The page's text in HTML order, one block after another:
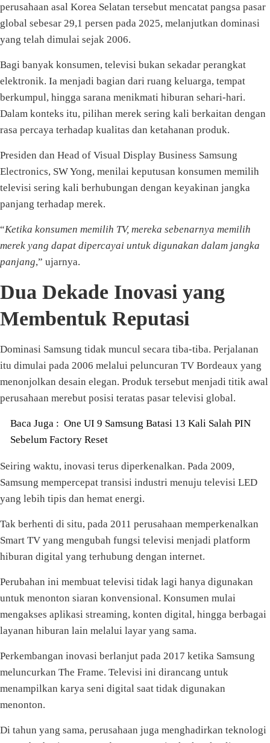
perusahaan asal Korea Selatan tersebut mencatat pangsa pasar
global sebesar 29,1 persen pada 2025, melanjutkan dominasi
yang telah dimulai sejak 2006.
Bagi banyak konsumen, televisi bukan sekadar perangkat
elektronik. Ia menjadi bagian dari ruang keluarga, tempat
berkumpul, hingga sarana menikmati hiburan sehari-hari.
Dalam konteks itu, pilihan merek sering kali berkaitan dengan
rasa percaya terhadap kualitas dan ketahanan produk.
Presiden dan Head of Visual Display Business Samsung
Electronics, SW Yong, menilai keputusan konsumen memilih
televisi sering kali berhubungan dengan keyakinan jangka
panjang terhadap merek.
“Ketika konsumen memilih TV, mereka sebenarnya memilih
merek yang dapat dipercayai untuk digunakan dalam jangka
panjang,” ujarnya.
Dua Dekade Inovasi yang
Membentuk Reputasi
Dominasi Samsung tidak muncul secara tiba-tiba. Perjalanan
itu dimulai pada 2006 melalui peluncuran TV Bordeaux yang
menonjolkan desain elegan. Produk tersebut menjadi titik awal
perusahaan merebut posisi teratas pasar televisi global.
Baca Juga : One UI 9 Samsung Batasi 13 Kali Salah PIN
Sebelum Factory Reset
Seiring waktu, inovasi terus diperkenalkan. Pada 2009,
Samsung mempercepat transisi industri menuju televisi LED
yang lebih tipis dan hemat energi.
Tak berhenti di situ, pada 2011 perusahaan memperkenalkan
Smart TV yang mengubah fungsi televisi menjadi platform
hiburan digital yang terhubung dengan internet.
Perubahan ini membuat televisi tidak lagi hanya digunakan
untuk menonton siaran konvensional. Konsumen mulai
mengakses aplikasi streaming, konten digital, hingga berbagai
layanan hiburan lain melalui layar yang sama.
Perkembangan inovasi berlanjut pada 2017 ketika Samsung
meluncurkan The Frame. Televisi ini dirancang untuk
menampilkan karya seni digital saat tidak digunakan
menonton.
Di tahun yang sama, perusahaan juga menghadirkan teknologi